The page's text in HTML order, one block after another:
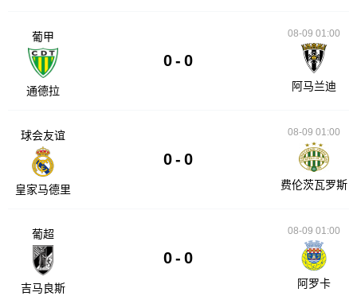
葡甲
通德拉
0 - 0
08-09 01:00
阿马兰迪
球会友谊
皇家马德里
0 - 0
08-09 01:00
费伦茨瓦罗斯
葡超
吉马良斯
0 - 0
08-09 01:00
阿罗卡